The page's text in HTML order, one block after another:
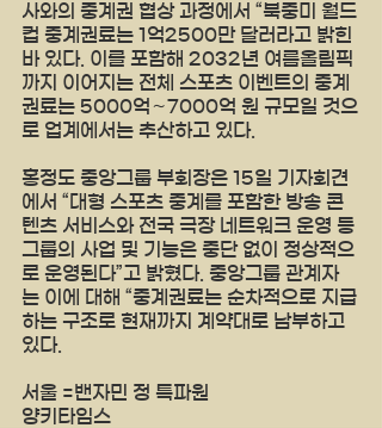
사와의 중계권 협상 과정에서 “북중미 월드
컵 중계권료는 1억2500만 달러라고 밝힌
바 있다. 이를 포함해 2032년 여름올림픽
까지 이어지는 전체 스포츠 이벤트의 중계
권료는 5000억∼7000억 원 규모일 것으
로 업계에서는 추산하고 있다.
홍정도 중앙그룹 부회장은 15일 기자회견
에서 “대형 스포츠 중계를 포함한 방송 콘
텐츠 서비스와 전국 극장 네트워크 운영 등
그룹의 사업 및 기능은 중단 없이 정상적으
로 운영된다”고 밝혔다. 중앙그룹 관계자
는 이에 대해 “중계권료는 순차적으로 지급
하는 구조로 현재까지 계약대로 납부하고
있다.
서울 =밴자민 정 특파원
양키타임스